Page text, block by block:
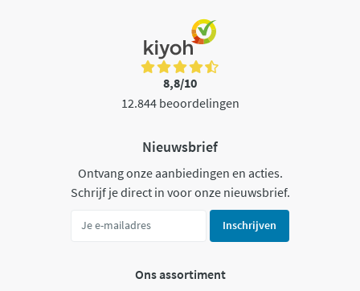
8,8/10
12.844 beoordelingen
Nieuwsbrief
Ontvang onze aanbiedingen en acties.
Schrijf je direct in voor onze nieuwsbrief.
Inschrijven
Ons assortiment